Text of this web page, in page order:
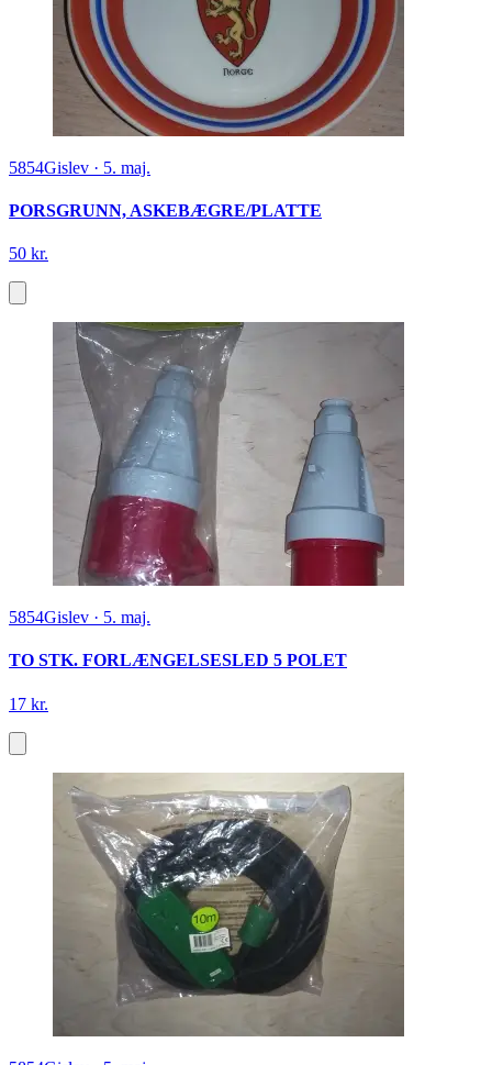
5854Gislev · 5. maj.
PORSGRUNN, ASKEBÆGRE/PLATTE
50 kr.
5854Gislev · 5. maj.
TO STK. FORLÆNGELSESLED 5 POLET
17 kr.